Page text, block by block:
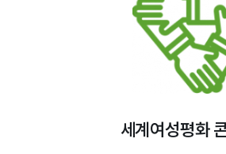
세계여성평화